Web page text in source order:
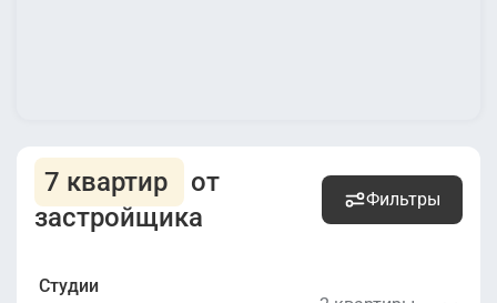
7 квартир
от
застройщика
Фильтры
Студии